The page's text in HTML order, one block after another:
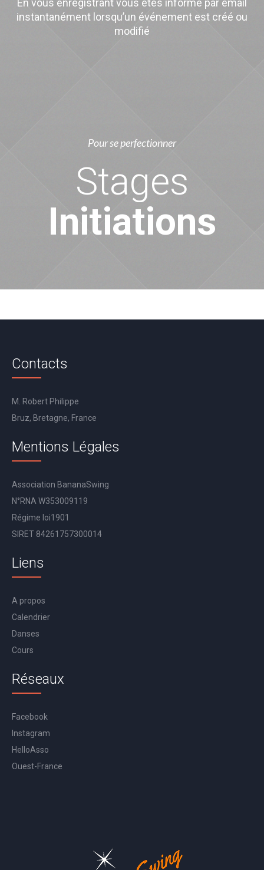
instantanément lorsqu’un événement est créé ou
modifié
Pour se perfectionner
Stages
Initiations
Contacts
M. Robert Philippe
Bruz, Bretagne, France
Mentions Légales
Association BananaSwing
N°RNA W353009119
Régime loi1901
SIRET 84261757300014
Liens
A propos
Calendrier
Danses
Cours
Réseaux
Facebook
Instagram
HelloAsso
Ouest-France